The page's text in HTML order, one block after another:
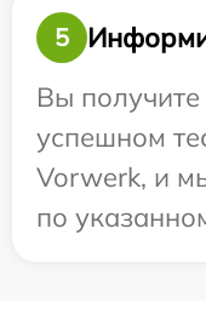
5
Вы
успешном
Vorwerk, и
по